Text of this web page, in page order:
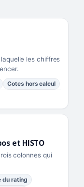
les chiffres
Cotes hors calcul
et HISTO
colonnes qui
du rating